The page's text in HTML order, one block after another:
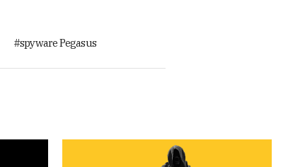
spyware Pegasus